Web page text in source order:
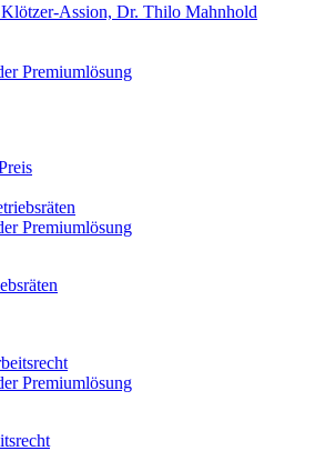
Assion, Dr. Thilo Mahnhold
Premiumlösung
Premiumlösung
Premiumlösung